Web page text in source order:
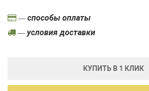
— способы оплаты
— условия доставки
КУПИТЬ В 1 КЛИК